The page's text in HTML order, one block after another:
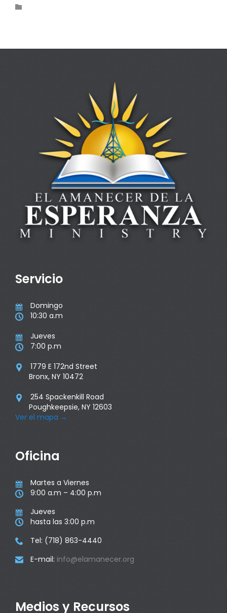

Servicio
 Domingo
 10:30 a.m
 Jueves
 7:00 p.m

1779 E 172nd Street
Bronx, NY 10472

254 Spackenkill Road
Poughkeepsie, NY 12603
Ver el mapa →
Oficina
 Martes a Viernes
 9:00 a.m – 4:00 p.m
 Jueves
 hasta las 3:00 p.m
 Tel: (718) 863-4440
 E-mail: info@elamanecer.org
Medios y Recursos